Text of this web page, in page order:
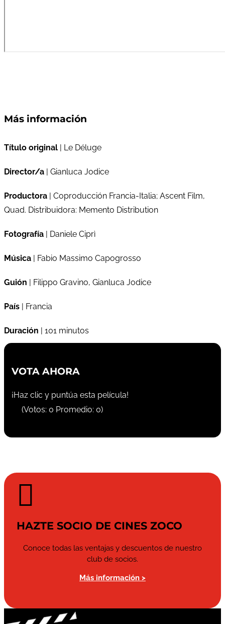
Más información
Título original | Le Déluge
Director/a | Gianluca Jodice
Productora | Coproducción Francia-Italia; Ascent Film,
Quad. Distribuidora: Memento Distribution
Fotografía | Daniele Ciprì
Música | Fabio Massimo Capogrosso
Guión | Filippo Gravino, Gianluca Jodice
País | Francia
Duración | 101 minutos
VOTA AHORA
¡Haz clic y puntúa esta película!
(Votos: 0 Promedio: 0)

HAZTE SOCIO DE CINES ZOCO
Conoce todas las ventajas y descuentos de nuestro
club de socios.
Más información >